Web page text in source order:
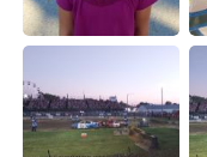
日本語
Indonesia